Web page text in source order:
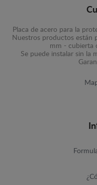
Placa de acero para la
Nuestros productos están
mm - cubierta
Se puede instalar sin la